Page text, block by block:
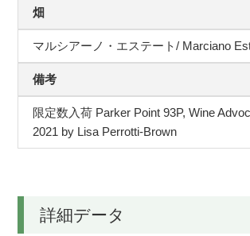
畑
マルシアーノ・エステート/ Marciano
備考
限定数入荷 Parker Point 93P, Wine
2021 by Lisa Perrotti-Brown
詳細データ